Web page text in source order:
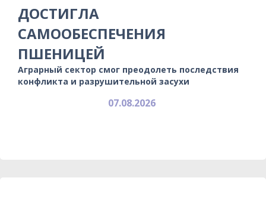
ДОСТИГЛА
САМООБЕСПЕЧЕНИЯ
ПШЕНИЦЕЙ
Аграрный сектор смог преодолеть последствия
конфликта и разрушительной засухи
07.08.2026